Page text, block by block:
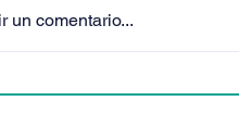
un comentario...